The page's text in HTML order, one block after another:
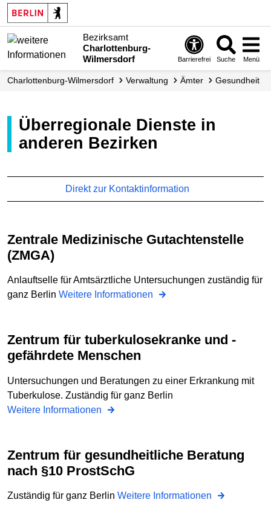
Bezirksamt
Charlottenburg-
Wilmersdorf
Barrierefrei Suche Menü
Charlottenburg-Wilmersdorf Verwaltung Ämter Gesundheit
Überregionale Dienste in
anderen Bezirken
Direkt zur Kontaktinformation
Zentrale Medizinische Gutachtenstelle
(ZMGA)
Anlauftselle für Amtsärztliche Untersuchungen zuständig für
ganz Berlin Weitere Informationen
Zentrum für tuberkulosekranke und -
gefährdete Menschen
Untersuchungen und Beratungen zu einer Erkrankung mit
Tuberkulose. Zuständig für ganz Berlin
Weitere Informationen
Zentrum für gesundheitliche Beratung
nach §10 ProstSchG
Zuständig für ganz Berlin Weitere Informationen